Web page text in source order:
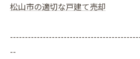
松山市の適切な戸建て売却
--